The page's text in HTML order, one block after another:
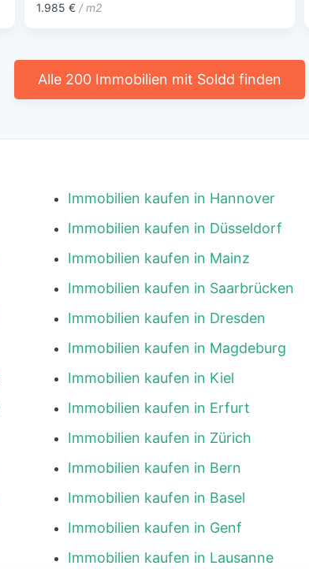
1.985 €/ m2
Alle 200 Immobilien mit Soldd finden
Immobilien kaufen in Hannover
Immobilien kaufen in Düsseldorf
Immobilien kaufen in Mainz
Immobilien kaufen in Saarbrücken
Immobilien kaufen in Dresden
Immobilien kaufen in Magdeburg
Immobilien kaufen in Kiel
Immobilien kaufen in Erfurt
Immobilien kaufen in Zürich
Immobilien kaufen in Bern
Immobilien kaufen in Basel
Immobilien kaufen in Genf
Immobilien kaufen in Lausanne